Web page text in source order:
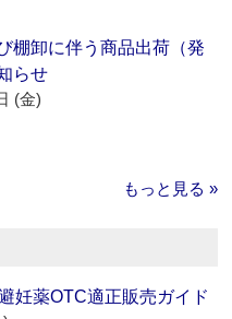
棚卸に伴う商品出荷（発
らせ
(金)
もっと見る »
妊薬OTC適正販売ガイド